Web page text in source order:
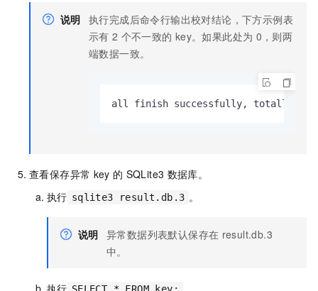
说明 执行完成后命令行输出校对结论，下方示例表
示有 2 个不一致的 key。如果此处为 0，则两
端数据一致。
all finish successfully, totally 2
查看保存异常 key 的 SQLite3 数据库。
执行 sqlite3 result.db.3 。
说明 异常数据列表默认保存在 result.db.3
中。